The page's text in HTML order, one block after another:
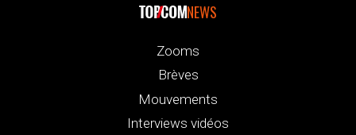
NEWS
Zooms
Brèves
Mouvements
Interviews vidéos